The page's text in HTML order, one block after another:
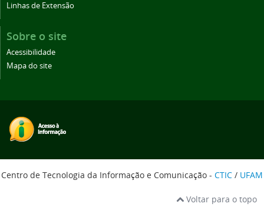
Linhas de Extensão
Sobre o site
Acessibilidade
Mapa do site
Centro de Tecnologia da Informação e Comunicação - CTIC / UFAM
Voltar para o topo